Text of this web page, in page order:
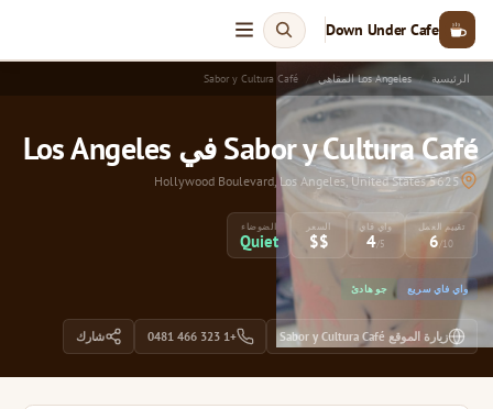
Down Under Cafe
الرئيسية Los Angeles المقاهي Sabor y Cultura Café
Sabor y Cultura Café في Los Angeles
5625 Hollywood Boulevard, Los Angeles, United States
تقييم العمل
6/10
واي فاي
4/5
السعر
$$
الضوضاء
Quiet
واي فاي سريع جو هادئ
زيارة الموقع Sabor y Cultura Café +1 323 466 0481 شارك